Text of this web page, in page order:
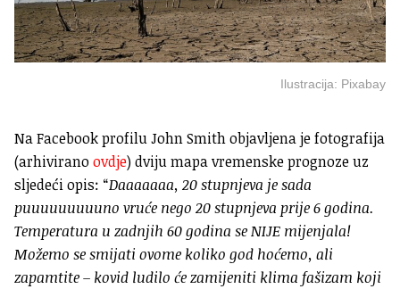
Ilustracija: Pixabay
Na Facebook profilu John Smith objavljena je fotografija
(arhiviranoovdje) dviju mapa vremenske prognoze uz
sljedeći opis: “Daaaaaaa, 20 stupnjeva je sada
puuuuuuuuuno vruće nego 20 stupnjeva prije 6 godina.
Temperatura u zadnjih 60 godina se NIJE mijenjala!
Možemo se smijati ovome koliko god hoćemo, ali
zapamtite – kovid ludilo će zamijeniti klima fašizam koji